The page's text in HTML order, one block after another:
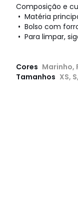
Composição e
• Matéria
• Bolso com
• Para limpar,
Cores Marinho,
Tamanhos XS,